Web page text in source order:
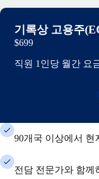
기록상 고용주
$699
직원 1인당 월간 요
90개국 이상에서 현
전담 전문가와 함께